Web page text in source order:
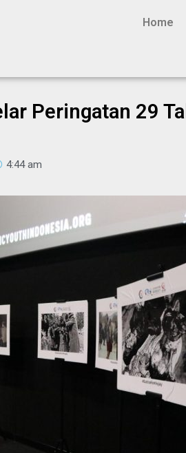
Home
Peringatan 29
4:44 am